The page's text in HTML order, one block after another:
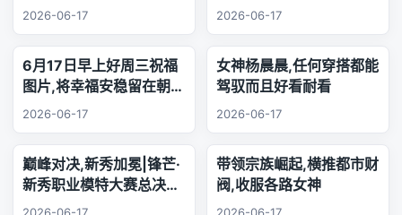
乐器演奏
2026-06-17
牌活动,王少杰韩国游玩
2026-06-17
6月17日早上好周三祝福
图片,将幸福安稳留在朝夕
身旁,把珍贵友谊珍藏心
欢声笑语陪伴每日日常.
2026-06-17
女神杨晨晨,任何穿搭都能
驾驭而且好看耐看
2026-06-17
巅峰对决,新秀加冕|锋芒·
新秀职业模特大赛总决赛,
三幕秀场演绎极致美学
带领宗族崛起,横推都市财
阀,收服各路女神